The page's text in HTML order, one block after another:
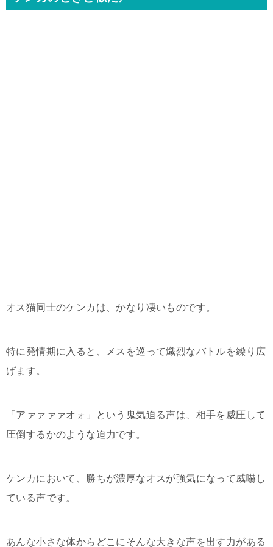
オス猫同士のケンカは、かなり凄いものです。
特に発情期に入ると、メスを巡って熾烈なバトルを繰り広
げます。
「アァァァァオォ」という鬼気迫る声は、相手を威圧して
圧倒するかのような迫力です。
ケンカにおいて、勝ちが濃厚なオスが強気になって威嚇し
ている声です。
あんな小さな体からどこにそんな大きな声を出す力がある